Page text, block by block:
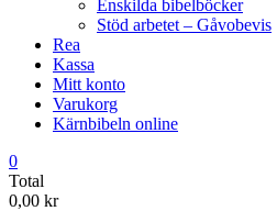
Enskilda bibelböcker
Stöd arbetet – Gåvobevis
Rea
Kassa
Mitt konto
Varukorg
Kärnbibeln online
0
Total
0,00 kr